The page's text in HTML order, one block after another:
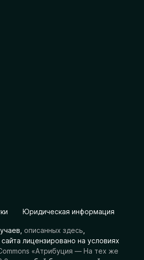
Юридическая информация
описанных здесь
лицензировано на условиях
«Атрибуция — На тех же